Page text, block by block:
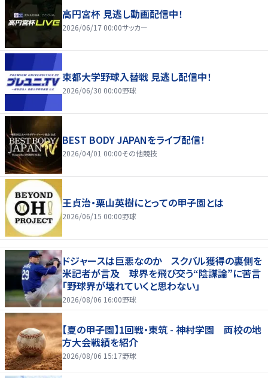
高円宮杯 見逃し動画配信中！
2026/06/17 00:00サッカー
東都大学野球入替戦 見逃し配信中！
2026/06/30 00:00野球
BEST BODY JAPANをライブ配信！
2026/04/01 00:00その他競技
王貞治・栗山英樹にとっての甲子園とは
2026/06/15 00:00野球
ドジャースは巨悪なのか スクバル獲得の裏側を
米記者が言及 球界を飛び交う“陰謀論”に苦言
「野球界が壊れていくと思わない」
2026/08/06 16:00野球
【夏の甲子園】1回戦・東筑 - 神村学園 両校の地
方大会戦績を紹介
2026/08/06 15:17野球